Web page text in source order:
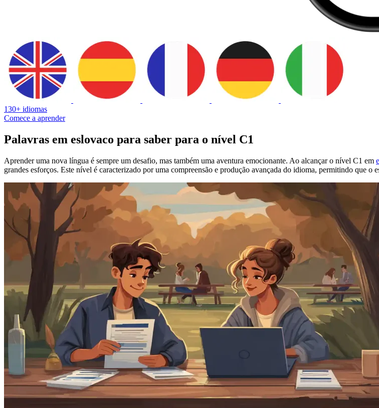
130+ idiomas
Comece a aprender
Palavras em eslovaco para saber para o nível C1
Aprender uma nova língua é sempre um desafio, mas também uma aventura emocionante. Ao alcançar o nível C1 em
grandes esforços. Este nível é caracterizado por uma compreensão e produção avançada do idioma, permitindo que